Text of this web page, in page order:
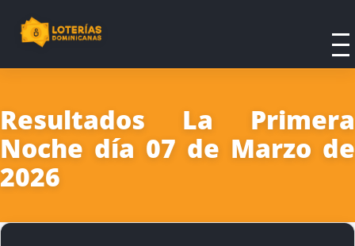
Resultados La Primera
Noche día 07 de Marzo de
2026